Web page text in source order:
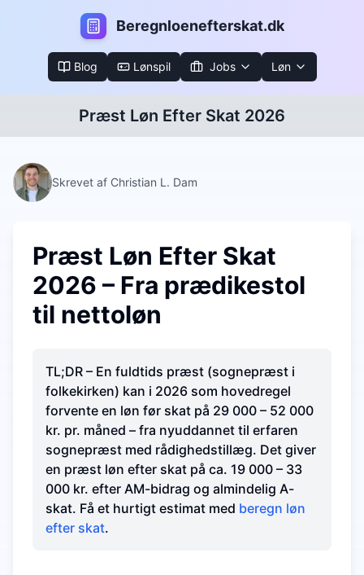
Beregnloenefterskat.dk
Blog Lønspil Jobs Løn
Præst Løn Efter Skat 2026
Skrevet af Christian L. Dam
Præst Løn Efter Skat
2026 – Fra prædikestol
til nettoløn
TL;DR – En fuldtids præst (sognepræst i
folkekirken) kan i 2026 som hovedregel
forvente en løn før skat på 29 000 – 52 000
kr. pr. måned – fra nyuddannet til erfaren
sognepræst med rådighedstillæg. Det giver
en præst løn efter skat på ca. 19 000 – 33
000 kr. efter AM-bidrag og almindelig A-
skat. Få et hurtigt estimat med beregn løn
efter skat.